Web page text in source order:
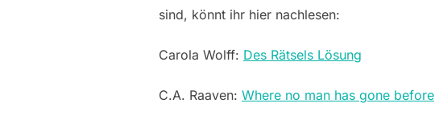
sind, könnt ihr hier nachlesen:
Carola Wolff: Des Rätsels Lösung
C.A. Raaven: Where no man has gone before